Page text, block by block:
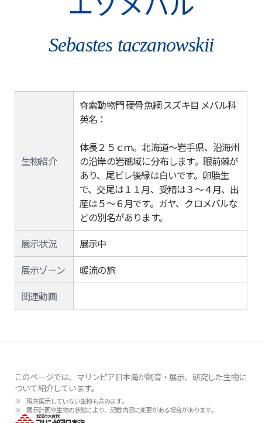
Sebastes taczanowskii
生物紹介
脊索動物門 硬骨魚綱 スズキ目 メバル科
英名：
体長２５ｃｍ。北海道～岩手県、沿海州
の沿岸の岩礁域に分布します。眼前棘が
あり、尾ビレ後縁は白いです。卵胎生
で、交尾は１１月、受精は３～４月、出
産は５～６月です。ガヤ、クロメバルな
どの別名があります。
展示状況
展示中
展示ゾーン
暖流の旅
関連動画
このページでは、マリンピア日本海が飼育・展示、研究した生物に
ついて紹介しています。
※ 現在展示していない生物も含みます。
※ 展示計画や生物の状態により、記載内容に変更がある場合があります。